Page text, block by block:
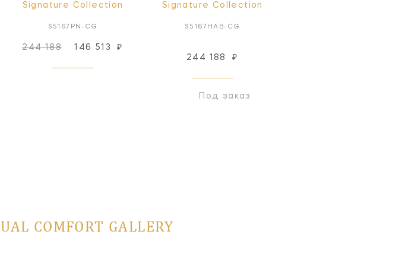
Signature Collection
S5167PN-CG
244 188 146 513 ₽
Signature Collection
S5167HAB-CG
244 188 ₽
Под заказ
COMFORT GALLERY